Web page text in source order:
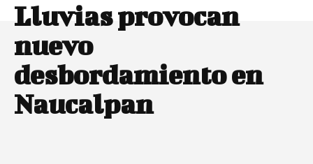
Lluvias provocan
nuevo
desbordamiento en
Naucalpan